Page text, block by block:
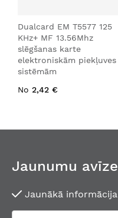
Dualcard EM T5577 125
KHz+ MF 13.56Mhz
slēgšanas karte
elektroniskām piekļuves
sistēmām
No 2,42 €
Jaunumu avīze
Jaunākā informācija